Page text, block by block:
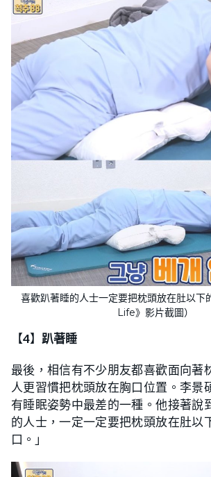
喜歡趴著睡的人士一定要把枕頭放在肚以下
Life》影片截圖）
【4】 趴著睡
最後，相信有不少朋友都喜歡面向著
人更習慣把枕頭放在胸口位置。李景
有睡眠姿勢中最差的一種。他接著說
的人士，一定一定要把枕頭放在肚以
口。」